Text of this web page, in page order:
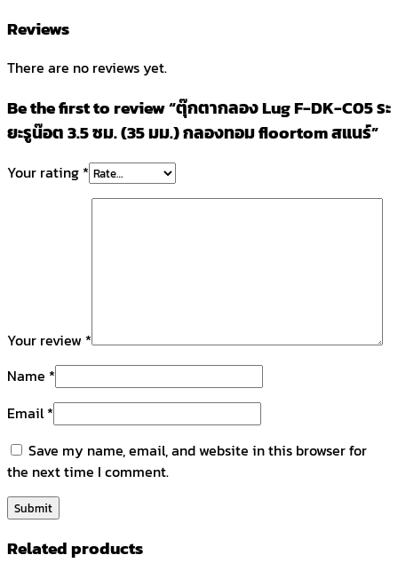
Reviews
There are no reviews yet.
Be the first to review “ตุ๊กตากลอง Lug F-DK-C05 ระ
ยะรูน๊อต 3.5 ซม. (35 มม.) กลองทอม floortom สแนร์”
Your rating *
Your review *
Name *
Email*
Save my name, email, and website in this browser for
the next time I comment.
Related products